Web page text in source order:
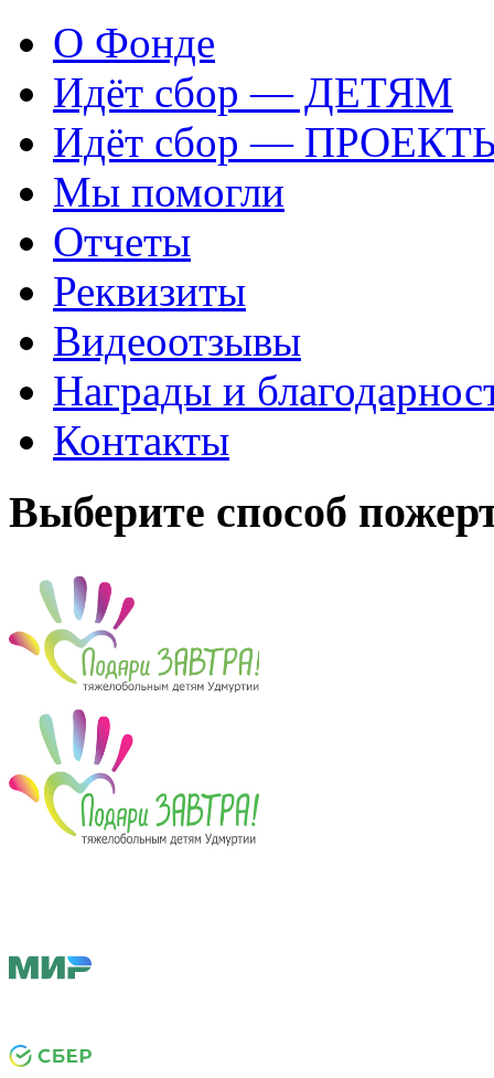
О Фонде
Идёт сбор — ДЕТЯМ
Идёт сбор —
Мы помогли
Отчеты
Реквизиты
Видеоотзывы
Награды и
Контакты
Выберите способ